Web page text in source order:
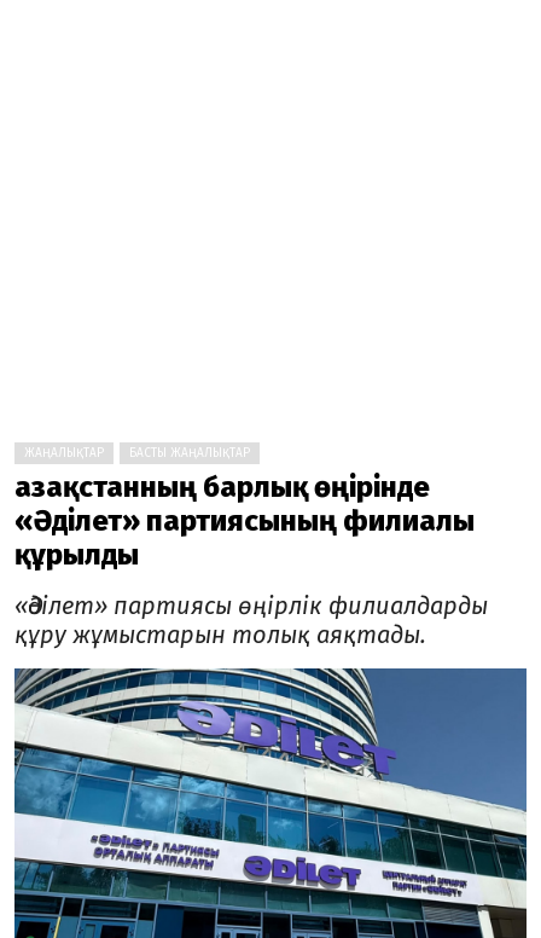
ЖАҢАЛЫҚТАР БАСТЫ ЖАҢАЛЫҚТАР
Қазақстанның барлық өңірінде
«Әділет» партиясының филиалы
құрылды
«Әділет» партиясы өңірлік филиалдарды
құру жұмыстарын толық аяқтады.